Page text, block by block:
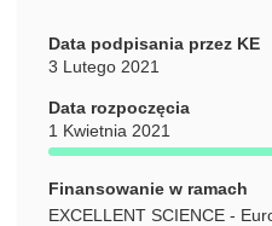
Data podpisania przez KE
3 Lutego 2021
Data rozpoczęcia
1 Kwietnia 2021
Finansowanie w ramach
EXCELLENT SCIENCE -